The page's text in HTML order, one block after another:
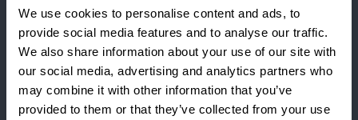
We use cookies to personalise content and ads, to
provide social media features and to analyse our traffic.
We also share information about your use of our site with
our social media, advertising and analytics partners who
may combine it with other information that you’ve
provided to them or that they’ve collected from your use
Conditions générales Politique de Confidentialité
Vous passez à Quartix ?